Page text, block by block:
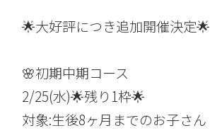
🌟大好評につき追加開催決定🌟
🌸初期中期コース
2/25(水)🌟残り1枠🌟
対象:生後8ヶ月までのお子さん